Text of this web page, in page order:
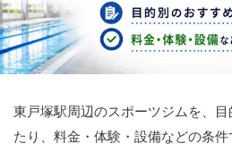
東戸塚駅周辺のスポーツジムを、
たり、料金・体験・設備などの条件